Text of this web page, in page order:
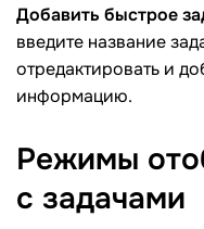
Добавить быстрое
введите название
отредактировать и
информацию.
Режимы
с задачами